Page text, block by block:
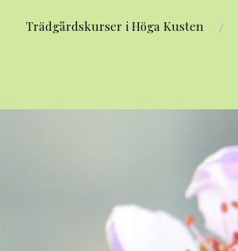
Trädgårdskurser i Höga Kusten